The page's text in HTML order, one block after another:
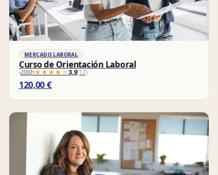
MERCADO LABORAL
Curso de Orientación Laboral
200h★★★★★
★★★★★3,9(17)
120,00€